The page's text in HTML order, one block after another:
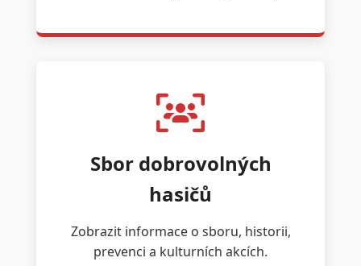
Sbor dobrovolných
hasičů
Zobrazit informace o sboru, historii,
prevenci a kulturních akcích.